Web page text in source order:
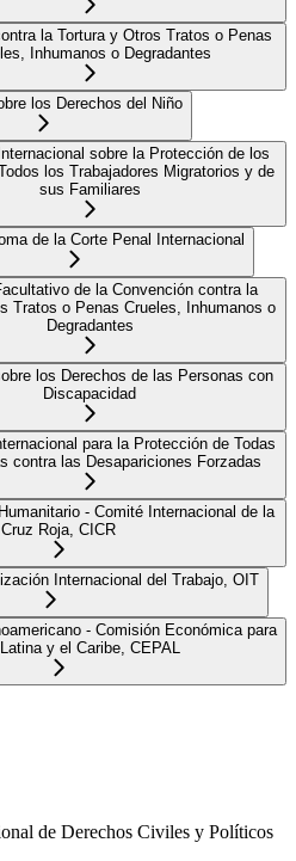
la Tortura y Otros Tratos o Penas
Inhumanos o Degradantes
los Derechos del Niño
sobre la Protección de los
los Trabajadores Migratorios y de
sus Familiares
de la Corte Penal Internacional
de la Convención contra la
Tratos o Penas Crueles, Inhumanos o
Degradantes
los Derechos de las Personas con
Discapacidad
para la Protección de Todas
contra las Desapariciones Forzadas
- Comité Internacional de la
Cruz Roja, CICR
Internacional del Trabajo, OIT
- Comisión Económica para
y el Caribe, CEPAL
de Derechos Civiles y Políticos